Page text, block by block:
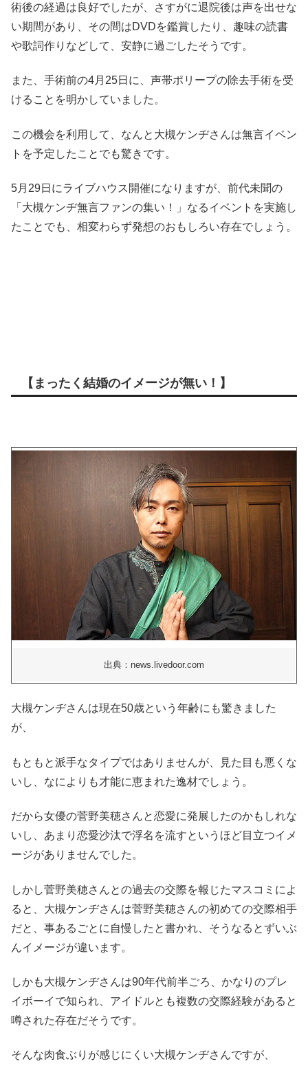
術後の経過は良好でしたが、さすがに退院後は声を出せな
い期間があり、その間はDVDを鑑賞したり、趣味の読書
や歌詞作りなどして、安静に過ごしたそうです。
また、手術前の4月25日に、声帯ポリープの除去手術を受
けることを明かしていました。
この機会を利用して、なんと大槻ケンヂさんは無言イベン
トを予定したことでも驚きです。
5月29日にライブハウス開催になりますが、前代未聞の
「大槻ケンヂ無言ファンの集い！」なるイベントを実施し
たことでも、相変わらず発想のおもしろい存在でしょう。
【まったく結婚のイメージが無い！】
出典：news.livedoor.com
大槻ケンヂさんは現在50歳という年齢にも驚きました
が、
もともと派手なタイプではありませんが、見た目も悪くな
いし、なによりも才能に恵まれた逸材でしょう。
だから女優の菅野美穂さんと恋愛に発展したのかもしれな
いし、あまり恋愛沙汰で浮名を流すというほど目立つイメ
ージがありませんでした。
しかし菅野美穂さんとの過去の交際を報じたマスコミによ
ると、大槻ケンヂさんは菅野美穂さんの初めての交際相手
だと、事あるごとに自慢したと書かれ、そうなるとずいぶ
んイメージが違います。
しかも大槻ケンヂさんは90年代前半ごろ、かなりのプレ
イボーイで知られ、アイドルとも複数の交際経験があると
噂された存在だそうです。
そんな肉食ぶりが感じにくい大槻ケンヂさんですが、